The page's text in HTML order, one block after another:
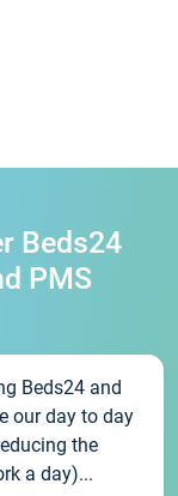
Beds24
PMS
Beds24 and
our day to day
the
a day)...